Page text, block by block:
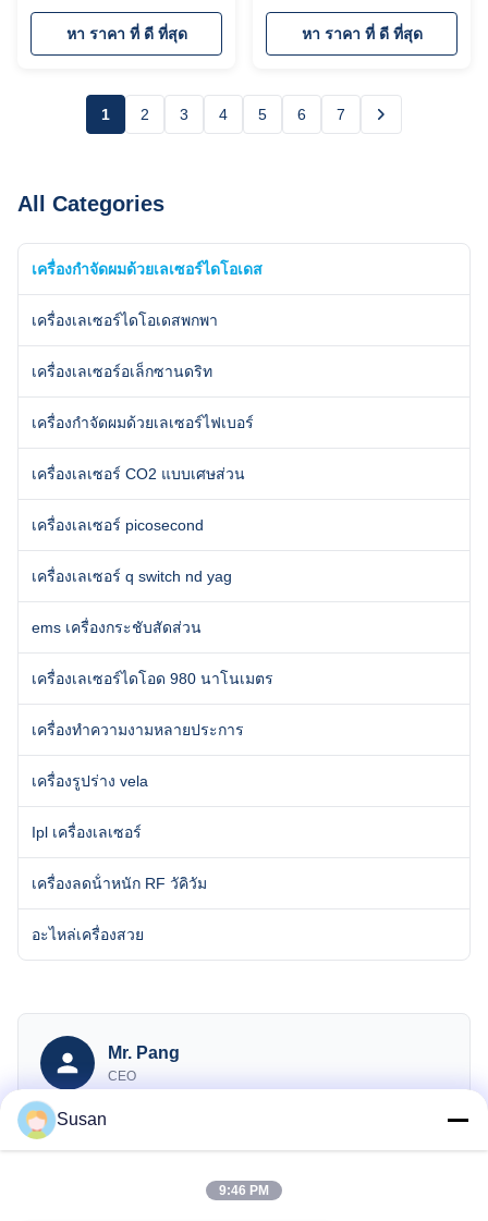
Please contact my
Tel/WhatsApp/Wechat number :
+8615095095081 The
can offer OEM/ODM for our
pigmentation. Suitable for any
Fast. 3. Continuous working
12h: Air+water+unique
หา ราคา ที่ ดี ที่สุด
Titanium Laser Hair Removal
Device Android system Diode
laser titanium with 15.6 inch 4K
screen, even you can google,
quick. 1. less hair removal, no
หา ราคา ที่ ดี ที่สุด
1 2 3 4 5 6 7
All Categories
เครื่องกําจัดผมด้วยเลเซอร์ไดโอเดส
เครื่องเลเซอร์ไดโอเดสพกพา
เครื่องเลเซอร์อเล็กซานดริท
เครื่องกําจัดผมด้วยเลเซอร์ไฟเบอร์
เครื่องเลเซอร์ CO2 แบบเศษส่วน
เครื่องเลเซอร์ picosecond
เครื่องเลเซอร์ q switch nd yag
ems เครื่องกระชับสัดส่วน
เครื่องเลเซอร์ไดโอด 980 นาโนเมตร
เครื่องทําความงามหลายประการ
เครื่องรูปร่าง vela
Ipl เครื่องเลเซอร์
เครื่องลดน้ําหนัก RF วัคิวัม
อะไหล่เครื่องสวย
Mr. Pang
CEO
sales@wfkmdz.com
Susan
9:46 PM